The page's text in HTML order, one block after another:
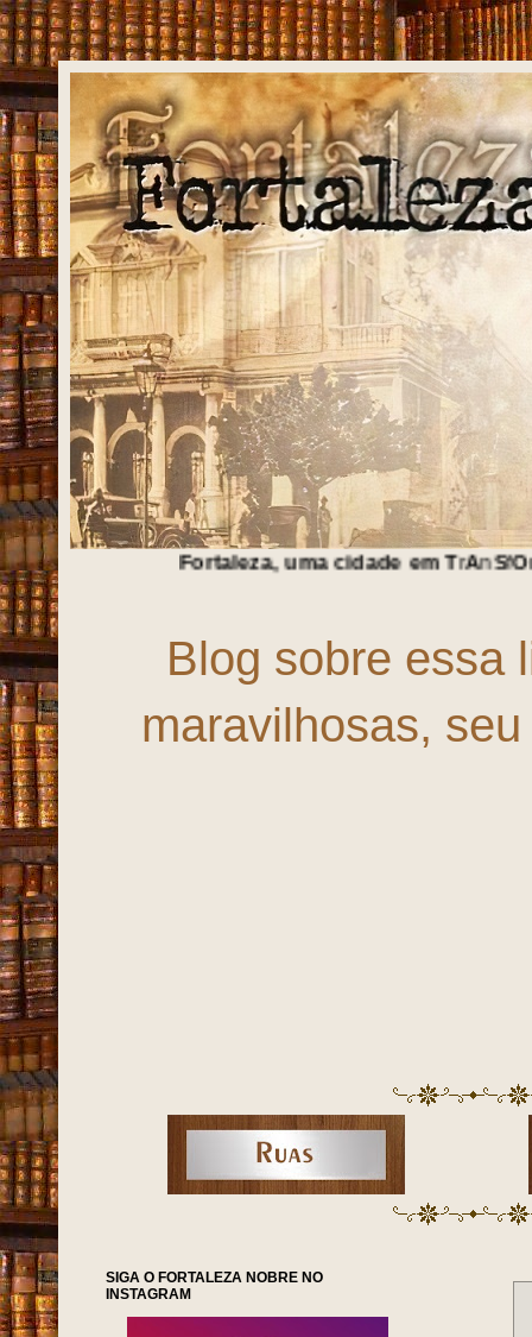
Fortaleza, uma cidade emTrAnSfOrMaÇãO!!!
Blog sobre essa
maravilhosas,
SIGA O FORTALEZA NOBRE NO
INSTAGRAM